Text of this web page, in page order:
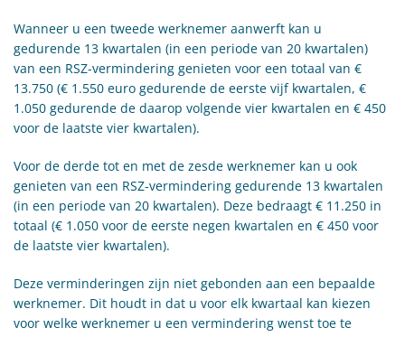
Wanneer u een tweede werknemer aanwerft kan u
gedurende 13 kwartalen (in een periode van 20 kwartalen)
van een RSZ-vermindering genieten voor een totaal van €
13.750 (€ 1.550 euro gedurende de eerste vijf kwartalen, €
1.050 gedurende de daarop volgende vier kwartalen en € 450
voor de laatste vier kwartalen).
Voor de derde tot en met de zesde werknemer kan u ook
genieten van een RSZ-vermindering gedurende 13 kwartalen
(in een periode van 20 kwartalen). Deze bedraagt € 11.250 in
totaal (€ 1.050 voor de eerste negen kwartalen en € 450 voor
de laatste vier kwartalen).
Deze verminderingen zijn niet gebonden aan een bepaalde
werknemer. Dit houdt in dat u voor elk kwartaal kan kiezen
voor welke werknemer u een vermindering wenst toe te